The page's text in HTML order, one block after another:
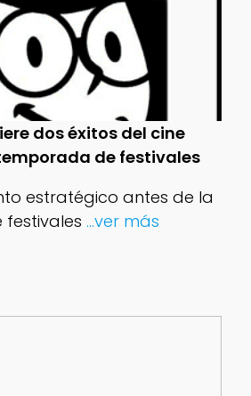
dos éxitos del cine
de festivales
estratégico antes de la
...ver más